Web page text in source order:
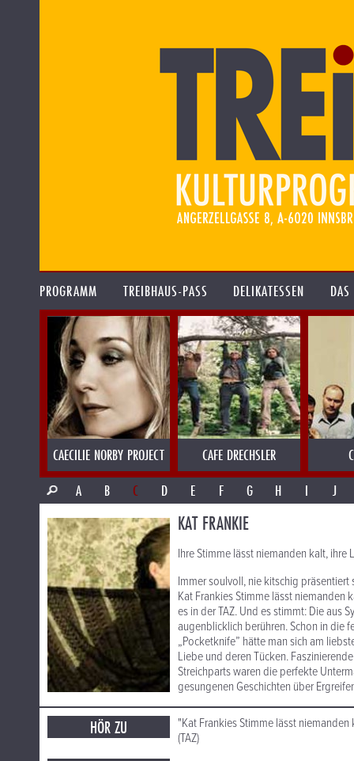
PROGRAMM TREIBHAUS-PASS DELIKATESSEN
CAECILIE NORBY PROJECT CAFE DRECHSLER
A
B C D E F G H I J
KAT FRANKIE
Ihre Stimme lässt niemanden kalt, ihre
Immer soulvoll, nie kitschig präsentiert
Kat Frankies Stimme lässt niemanden
es in der TAZ. Und es stimmt: Die aus
augenblicklich berühren. Schon in die
„Pocketknife” hätte man sich am
Liebe und deren Tücken.
Streichparts waren die perfekte
gesungenen Geschichten über
HÖR ZU
"Kat Frankies Stimme lässt
(TAZ)